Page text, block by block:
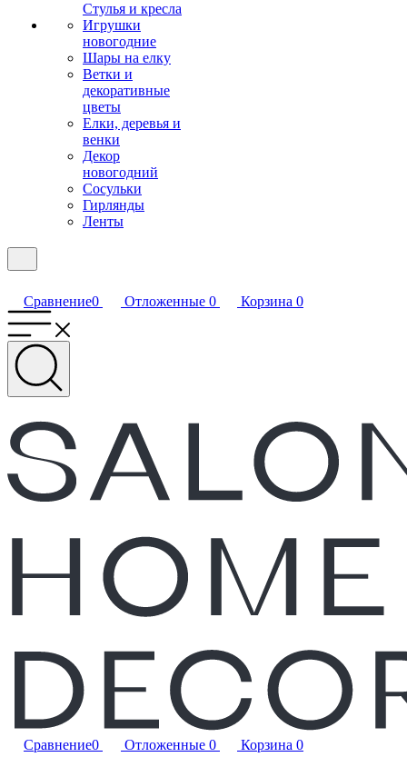
Стулья и кресла
Игрушки
новогодние
Шары на елку
Ветки и
декоративные
цветы
Елки, деревья и
венки
Декор
новогодний
Сосульки
Гирлянды
Ленты
Сравнение0 Отложенные 0 Корзина 0
Сравнение0 Отложенные 0 Корзина 0